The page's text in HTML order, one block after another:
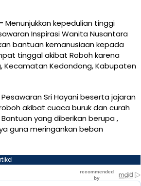
Menunjukkan kepedulian tinggi
Inspirasi Wanita Nusantara
bantuan kemanusiaan kepada
tinggal akibat Roboh karena
Kecamatan Kedondong, Kabupaten
Sri Hayani beserta jajaran
akibat cuaca buruk dan curah
yang diberikan berupa ,
guna meringankan beban